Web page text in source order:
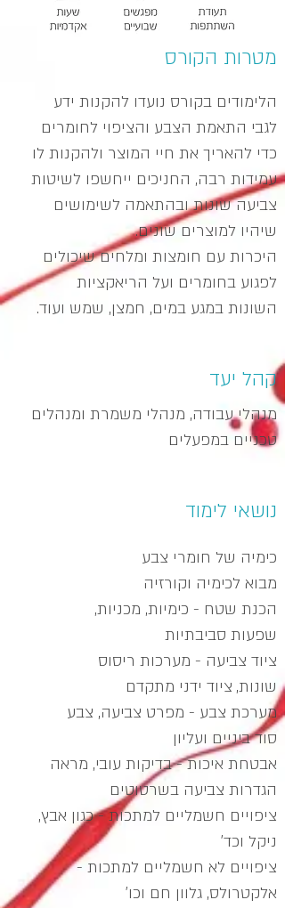
מטרות הקורס
הלימודים בקורס נועדו להקנות ידע
לגבי התאמת הצבע והציפוי לחומרים
כדי להאריך את חיי המוצר ולהקנות לו
עמידות רבה, החניכים ייחשפו לשיטות
צביעה שונות ובהתאמה לשימושים
שיהיו למוצרים שונים.
היכרות עם חומצות ומלחים שיכולים
לפגוע בחומרים ועל הריאקציות
השונות במגע במים, חמצן, שמש ועוד.
קהל יעד
מנהלי עבודה, מנהלי משמרת ומנהלים
טכניים במפעלים
נושאי לימוד
כימיה של חומרי צבע
מבוא לכימיה וקורזיה
הכנת שטח - כימיות, מכניות,
שפעות סביבתיות
ציוד צביעה - מערכות ריסוס
שונות, ציוד ידני מתקדם
מערכת צבע - מפרט צביעה, צבע
סוד ביניים ועליון
אבטחת איכות - בדיקות עובי, מראה
הגדרות צביעה בשרטוטים
ציפויים חשמליים למתכות - כגון אבץ,
ניקל וכד'
ציפויים לא חשמליים למתכות -
אלקטרולס, גלוון חם וכו'